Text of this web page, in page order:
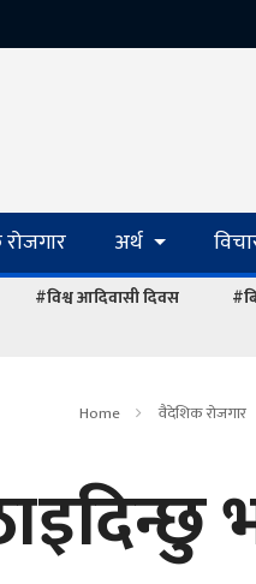
अर्थ
#विश्व आदिवासी दिवस
Home वैदेशिक रोजगार